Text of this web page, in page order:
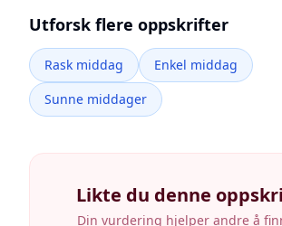
Utforsk flere oppskrifter
Rask middag
Enkel middag
Sunne middager
Likte du denne
Din vurdering hjelper andre å